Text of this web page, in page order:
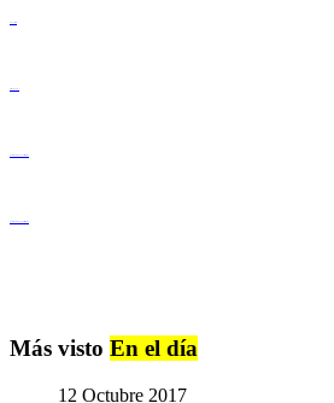
Más visto En el día
12 Octubre 2017